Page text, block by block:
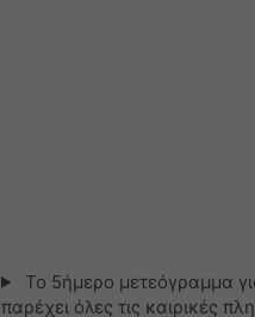
Το 5ήμερο μετεόγραμμα
παρέχει όλες τις καιρικές